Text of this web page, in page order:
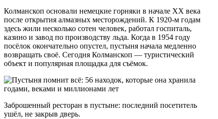
Колманскоп основали немецкие горняки в начале XX века
после открытия алмазных месторождений. К 1920-м годам
здесь жили несколько сотен человек, работал госпиталь,
казино и завод по производству льда. Когда в 1954 году
посёлок окончательно опустел, пустыня начала медленно
возвращать своё. Сегодня Колманскоп — туристический
объект и популярная площадка для съёмок.
Заброшенный ресторан в пустыне: последний посетитель
ушёл, не закрыв дверь.